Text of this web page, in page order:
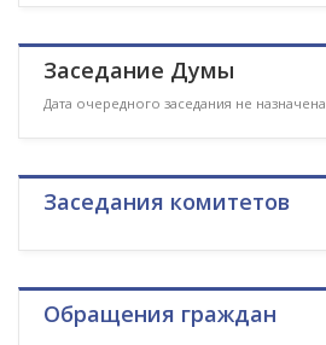
Заседание Думы
Дата очередного заседания не назначена
Заседания комитетов
Обращения граждан